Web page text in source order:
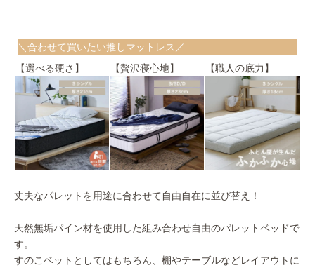
＼合わせて買いたい推しマットレス／
【選べる硬さ】
【贅沢寝心地】 【職人の底力】
丈夫なパレットを用途に合わせて自由自在に並び替え！
天然無垢パイン材を使用した組み合わせ自由のパレットベッドで
す。
すのこベットとしてはもちろん、棚やテーブルなどレイアウトに